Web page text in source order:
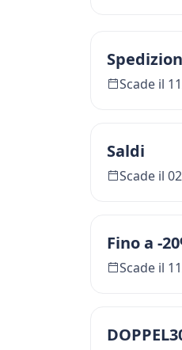
Scade il
Saldi
Scade il
Fino a -
Scade il